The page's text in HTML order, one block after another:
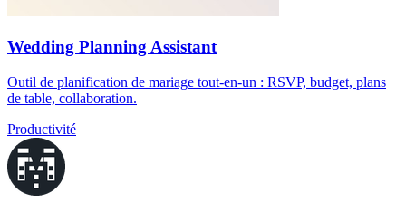
Wedding Planning Assistant
Outil de planification de mariage tout-en-un : RSVP, budget, plans
de table, collaboration.
Productivité